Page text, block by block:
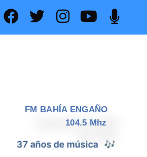
FM BAHÍA ENGAÑO
104.5 Mhz
37 años de noticias 📰